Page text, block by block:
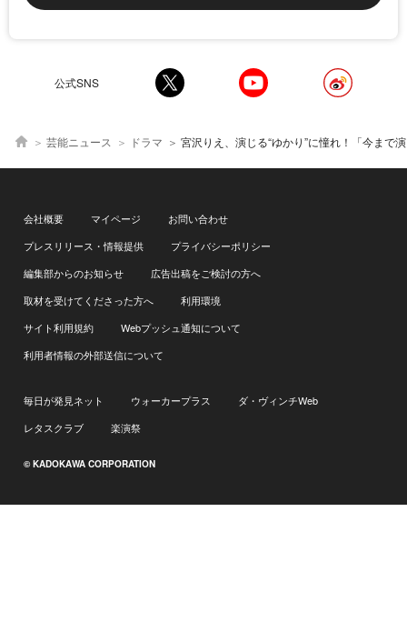
公式SNS
芸能ニュース ドラマ 宮沢りえ、演じる“ゆかり”に憧れ！「今まで演じた役の中でトップ5に入るくらい素敵」＜ノースライト イ
会社概要 マイページ
お問い合わせ
プレスリリース・情報提供
プライバシーポリシー
編集部からのお知らせ
広告出稿をご検討の方へ
取材を受けてくださった方へ
利用環境
サイト利用規約
Webプッシュ通知について
利用者情報の外部送信について
毎日が発見ネット ウォーカープラス
ダ・ヴィンチWeb
レタスクラブ
楽演祭
© KADOKAWA CORPORATION